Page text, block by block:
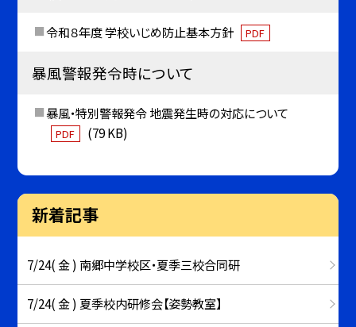
令和８年度 学校いじめ防止基本方針 PDF
暴風警報発令時について
暴風・特別警報発令 地震発生時の対応について
PDF (79 KB)
新着記事
7/24( 金 ) 南郷中学校区・夏季三校合同研
7/24( 金 ) 夏季校内研修会【姿勢教室】